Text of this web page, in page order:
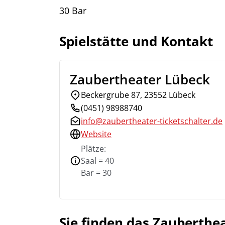
30 Bar
Spielstätte und Kontakt
Zaubertheater Lübeck
Beckergrube 87, 23552 Lübeck
(0451) 98988740
info@zaubertheater-ticketschalter.de
Website
Plätze:
Saal = 40
Bar = 30